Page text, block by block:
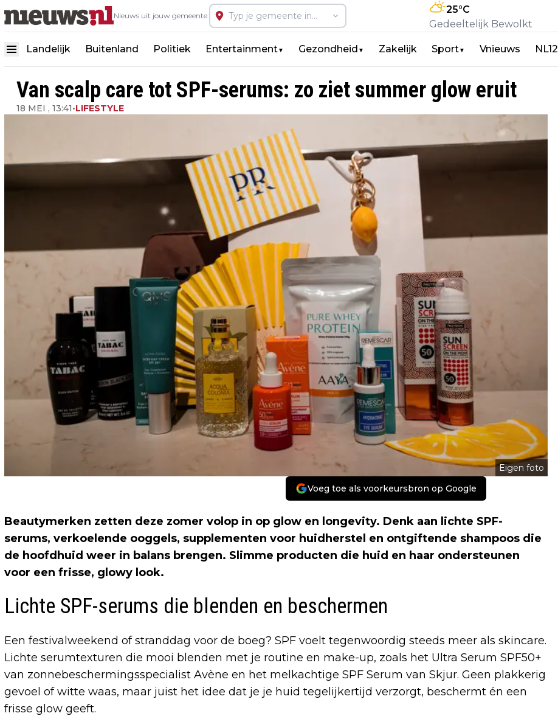
Nieuws uit jouw gemeente:
25°C
Gedeeltelijk Bewolkt
Landelijk Buitenland Politiek Entertainment▼ Gezondheid ▼ Zakelijk Sport▼ Vnieuws NL12
Van scalp care tot SPF-serums: zo ziet summer glow eruit
18 MEI , 13:41•LIFESTYLE
Eigen foto
Voeg toe als voorkeursbron op Google
Beautymerken zetten deze zomer volop in op glow en longevity. Denk aan lichte SPF-
serums, verkoelende ooggels, supplementen voor huidherstel en ontgiftende shampoos die
de hoofdhuid weer in balans brengen. Slimme producten die huid en haar ondersteunen
voor een frisse, glowy look.
Lichte SPF-serums die blenden en beschermen
Een festivalweekend of stranddag voor de boeg? SPF voelt tegenwoordig steeds meer als skincare.
Lichte serumtexturen die mooi blenden met je routine en make-up, zoals het Ultra Serum SPF50+
van zonnebeschermingsspecialist Avène en het melkachtige SPF Serum van Skjur. Geen plakkerig
gevoel of witte waas, maar juist het idee dat je je huid tegelijkertijd verzorgt, beschermt én een
frisse glow geeft.